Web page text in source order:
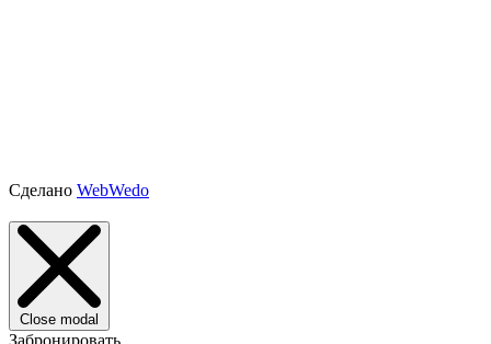
Сделано WebWedo
Close modal
Забронировать